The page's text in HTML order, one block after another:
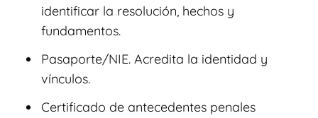
identificar la resolución, hechos y
fundamentos.
Pasaporte/NIE. Acredita la identidad y
vínculos.
Certificado de antecedentes penales